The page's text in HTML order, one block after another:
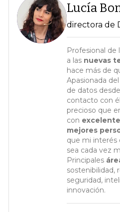
Lucía
directora de
Profesional de
a las nuevas
hace más de
Apasionada
de datos
contacto con
precioso que
con
mejores
que mi interés
sea cada vez
Principales
sostenibilidad,
seguridad,
innovación.